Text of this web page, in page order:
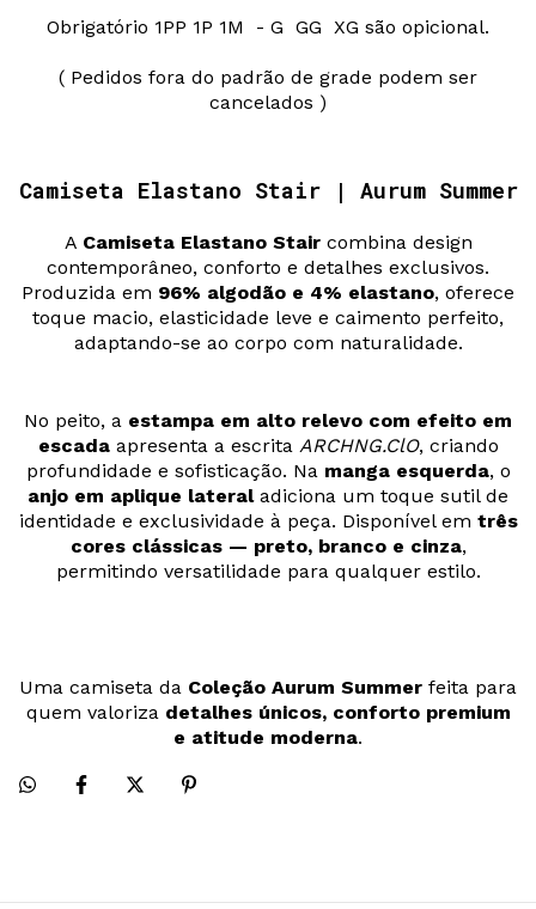
Obrigatório 1PP 1P 1M - G GG XG são opicional.
( Pedidos fora do padrão de grade podem ser
cancelados )
Camiseta Elastano Stair | Aurum Summer
A Camiseta Elastano Staircombina design
contemporâneo, conforto e detalhes exclusivos.
Produzida em 96% algodão e 4% elastano, oferece
toque macio, elasticidade leve e caimento perfeito,
adaptando-se ao corpo com naturalidade.
No peito, a estampa em alto relevo com efeito em
escadaapresenta a escrita ARCHNG.ClO, criando
profundidade e sofisticação. Na manga esquerda, o
anjo em aplique lateraladiciona um toque sutil de
identidade e exclusividade à peça. Disponível em três
cores clássicas — preto, branco e cinza,
permitindo versatilidade para qualquer estilo.
Uma camiseta da Coleção Aurum Summer feita para
quem valoriza detalhes únicos, conforto premium
e atitude moderna.